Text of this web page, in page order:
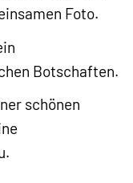
Foto.
Botschaften.
schönen